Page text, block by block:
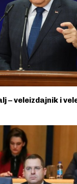
– veleizdajnik i